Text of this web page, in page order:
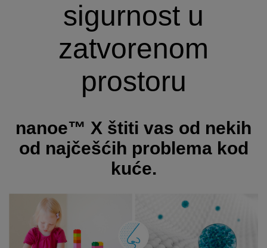
sigurnost u
zatvorenom
prostoru
nanoe™ X štiti vas od nekih
od najčešćih problema kod
kuće.